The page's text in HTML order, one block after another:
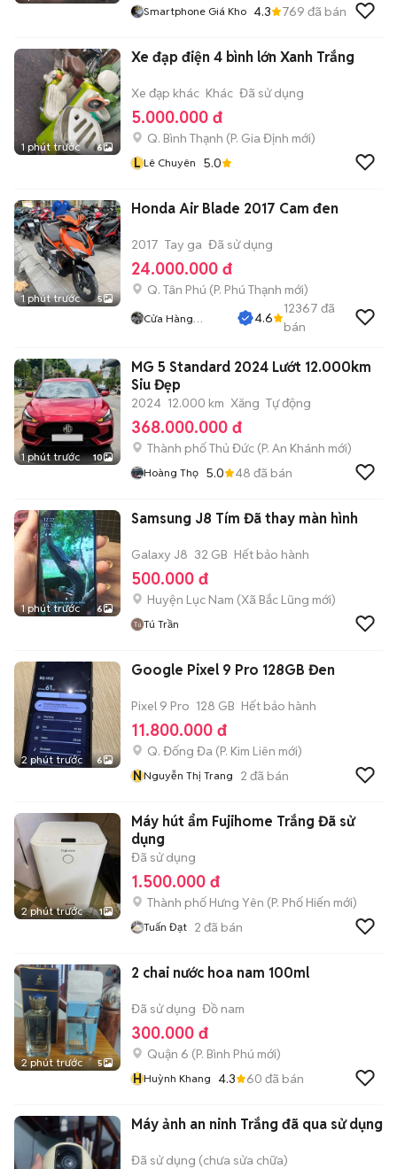
Smartphone Giá Kho 4.3 769 đã bán
1 phút trước 6
Xe đạp điện 4 bình lớn Xanh Trắng
Xe đạp khác Khác Đã sử dụng
5.000.000 đ
Q. Bình Thạnh (P. Gia Định mới)
L Lê Chuyên 5.0
1 phút trước 5
Honda Air Blade 2017 Cam đen
2017 Tay ga Đã sử dụng
24.000.000 đ
Q. Tân Phú (P. Phú Thạnh mới)
Cửa Hàng
4.6
12367 đã
bán
1 phút trước 10
MG 5 Standard 2024 Lướt 12.000km
Siu Đẹp
2024 12.000 km Xăng Tự động
368.000.000 đ
Thành phố Thủ Đức (P. An Khánh mới)
Hoàng Thọ 5.0 48 đã bán
1 phút trước 6
Samsung J8 Tím Đã thay màn hình
Galaxy J8 32 GB Hết bảo hành
500.000 đ
Huyện Lục Nam (Xã Bắc Lũng mới)
Tú Trần
2 phút trước 6
Google Pixel 9 Pro 128GB Đen
Pixel 9 Pro 128 GB Hết bảo hành
11.800.000 đ
Q. Đống Đa (P. Kim Liên mới)
NNguyễn Thị Trang 2 đã bán
2 phút trước 1
Máy hút ẩm Fujihome Trắng Đã sử
dụng
Đã sử dụng
1.500.000 đ
Thành phố Hưng Yên (P. Phố Hiến mới)
Tuấn Đạt 2 đã bán
2 phút trước 5
2 chai nước hoa nam 100ml
Đã sử dụng Đồ nam
300.000 đ
Quận 6 (P. Bình Phú mới)
HHuỳnh Khang 4.3 60 đã bán
Máy ảnh an ninh Trắng đã qua sử dụng
Đã sử dụng (chưa sửa chữa)